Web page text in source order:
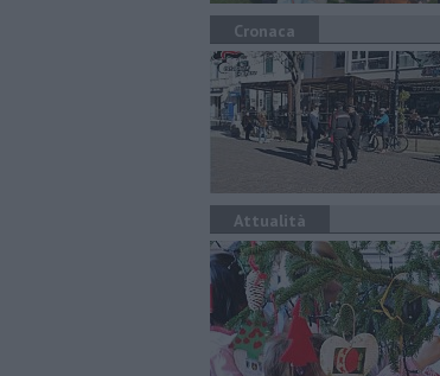
Cronaca
Attualità